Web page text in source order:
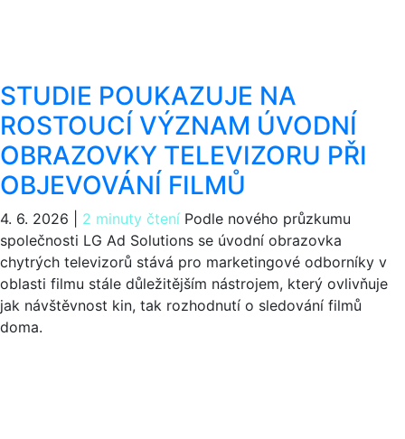
STUDIE POUKAZUJE NA
ROSTOUCÍ VÝZNAM ÚVODNÍ
OBRAZOVKY TELEVIZORU PŘI
OBJEVOVÁNÍ FILMŮ
4. 6. 2026 2 minuty čtení Podle nového průzkumu
společnosti LG Ad Solutions se úvodní obrazovka
chytrých televizorů stává pro marketingové odborníky v
oblasti filmu stále důležitějším nástrojem, který ovlivňuje
jak návštěvnost kin, tak rozhodnutí o sledování filmů
doma.